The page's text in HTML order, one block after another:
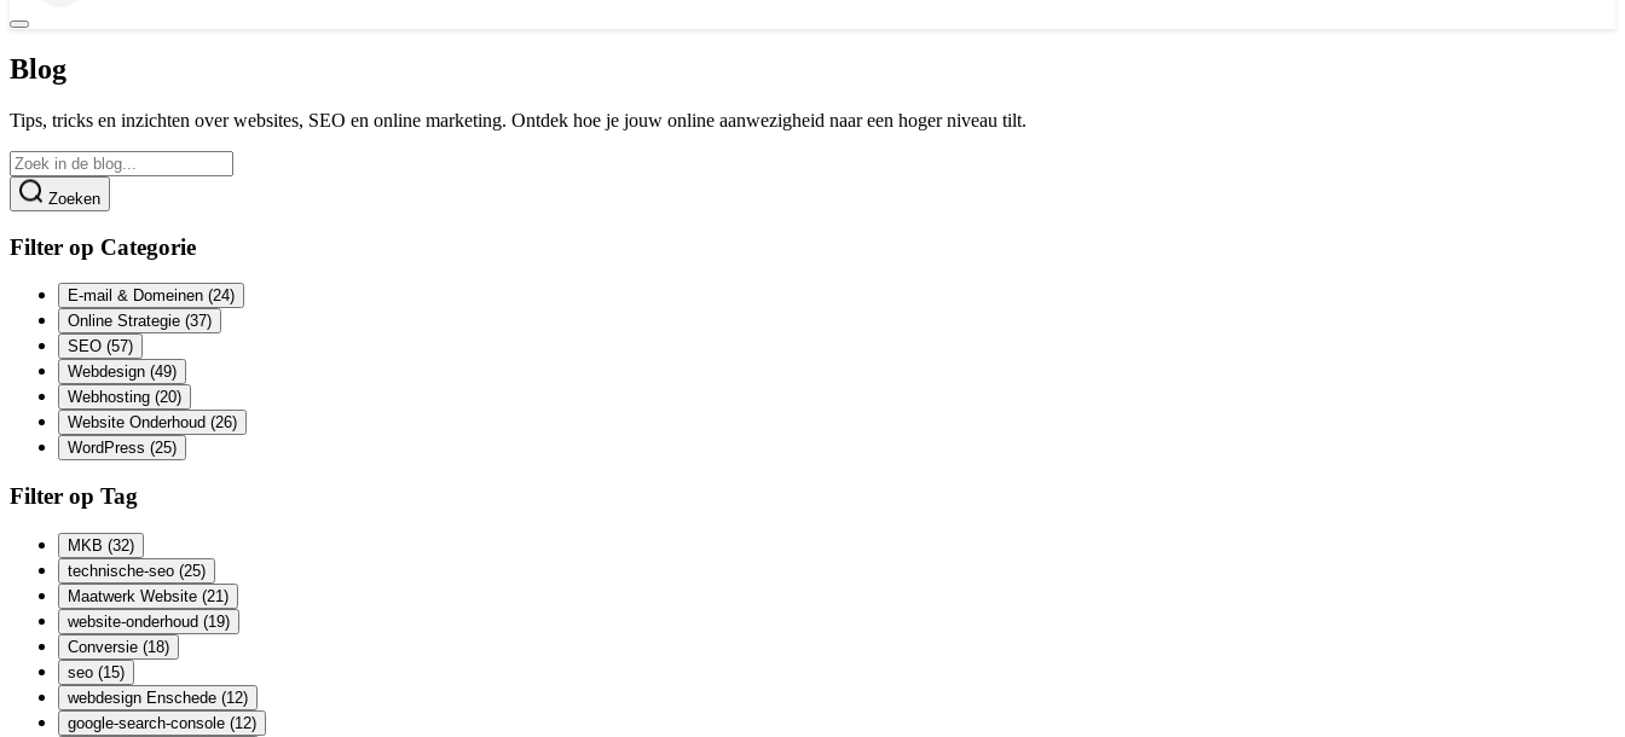
Blog
Tips, tricks en inzichten over websites, SEO en online marketing. Ontdek hoe je jouw online aanwezigheid naar een hoger niveau tilt.
Zoeken
Filter op Categorie
E-mail & Domeinen (24)
Online Strategie (37)
SEO (57)
Webdesign (49)
Webhosting (20)
Website Onderhoud (26)
WordPress (25)
Filter op Tag
MKB (32)
technische-seo (25)
Maatwerk Website (21)
website-onderhoud (19)
Conversie (18)
seo (15)
webdesign Enschede (12)
google-search-console (12)